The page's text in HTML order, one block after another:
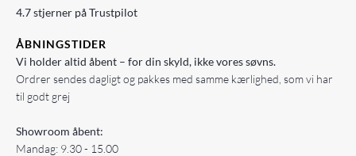
4.7 stjerner på Trustpilot
ÅBNINGSTIDER
Vi holder altid åbent – for din skyld, ikke vores søvns.
Ordrer sendes dagligt og pakkes med samme kærlighed, som vi har
til godt grej
Showroom åbent:
Mandag: 9.30 - 15.00